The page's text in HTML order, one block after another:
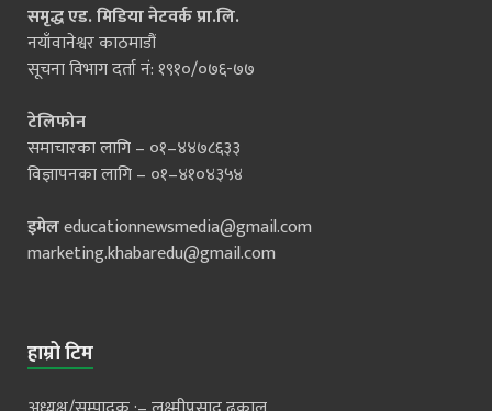
समृद्ध एड. मिडिया नेटवर्क प्रा.लि.
नयाँवानेश्वर काठमाडौं
सूचना विभाग दर्ता नं: १९१०/०७६-७७
टेलिफोन
समाचारका लागि – ०१–४४७८६३३
विज्ञापनका लागि – ०१–४१०४३५४
इमेलeducationnewsmedia@gmail.com
marketing.khabaredu@gmail.com
हाम्रो टिम